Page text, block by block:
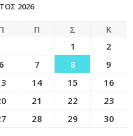
2026
Π Σ
Κ
1
2
6 7 8
9
14 15
16
21 22
23
28 29
30